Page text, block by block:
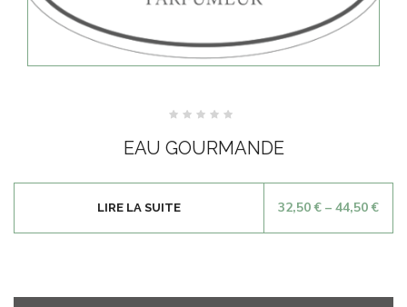
sur
5
EAU GOURMANDE
32,50€ – 44,50€
LIRE LA SUITE